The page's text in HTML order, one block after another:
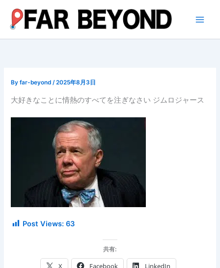
ス
Byfar-beyond/2025年8月3日
大好きなことに情熱のすべてを注ぎなさい ジムロジャース
Post Views: 63
共有:
X Facebook LinkedIn